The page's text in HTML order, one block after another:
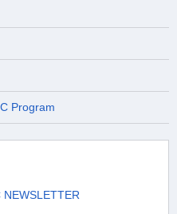
Program
NEWSLETTER